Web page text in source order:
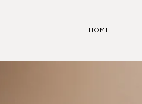
HOME